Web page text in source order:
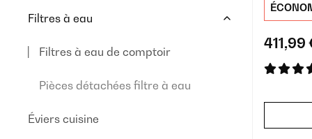
Filtres à eau
Filtres à eau de comptoir
Pièces détachées filtre à eau
Éviers cuisine
411,99